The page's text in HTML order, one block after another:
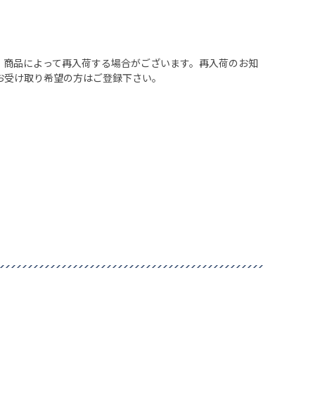
品によって再入荷する場合がございます。再入荷のお知
け取り希望の方はご登録下さい。